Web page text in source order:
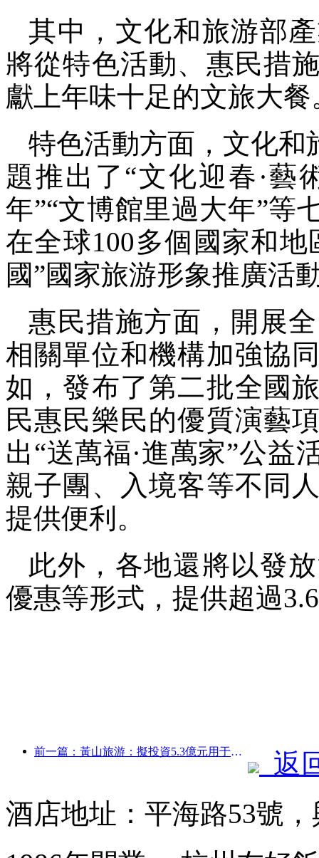
其中，文化和旅游部
將從特色活動、惠民措
獻上年味十足的文旅大餐
特色活動方面，文化和
題推出了“文化迎春·藝
年”“文博館里過大年”等
在全球100多個國家和
國”國家旅游形象推廣活
惠民措施方面，開展
相關單位和機構加強協
如，發布了第二批全國
民惠民樂民的優質演藝
出“送萬福·進萬家”公益
親子團、入境客等不同
提供便利。
此外，各地還將以發
優惠等形式，提供超過
前一篇：黃山旅游：擬投資5.3億元用于酒店改造
返
酒店地址：平海路53號